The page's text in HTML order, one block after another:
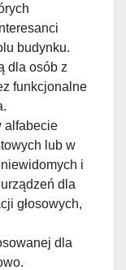
budynku.
dla osób z
funkcjonalne
alfabecie
lub w
i
dla
głosowych,
dla